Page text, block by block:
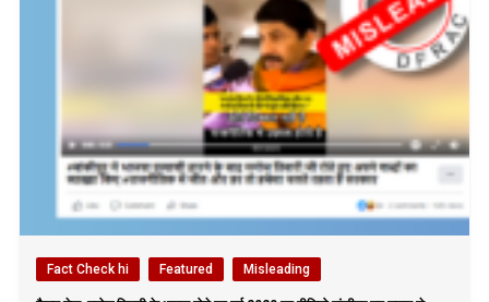
Fact Check hi Featured Misleading